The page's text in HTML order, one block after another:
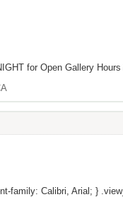
for Open Gallery
family: Calibri, Arial; }